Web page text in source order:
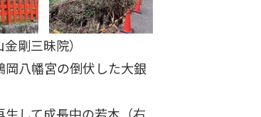
剛三昧院）
八幡宮の倒伏した大銀